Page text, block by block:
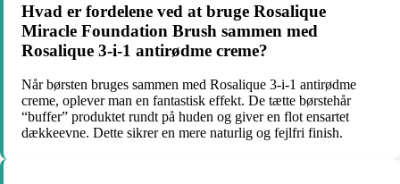
Hvad er fordelene ved at bruge Rosalique
Miracle Foundation Brush sammen med
Rosalique 3-i-1 antirødme creme?
Når børsten bruges sammen med Rosalique 3-i-1 antirødme
creme, oplever man en fantastisk effekt. De tætte børstehår
“buffer” produktet rundt på huden og giver en flot ensartet
dækkeevne. Dette sikrer en mere naturlig og fejlfri finish.